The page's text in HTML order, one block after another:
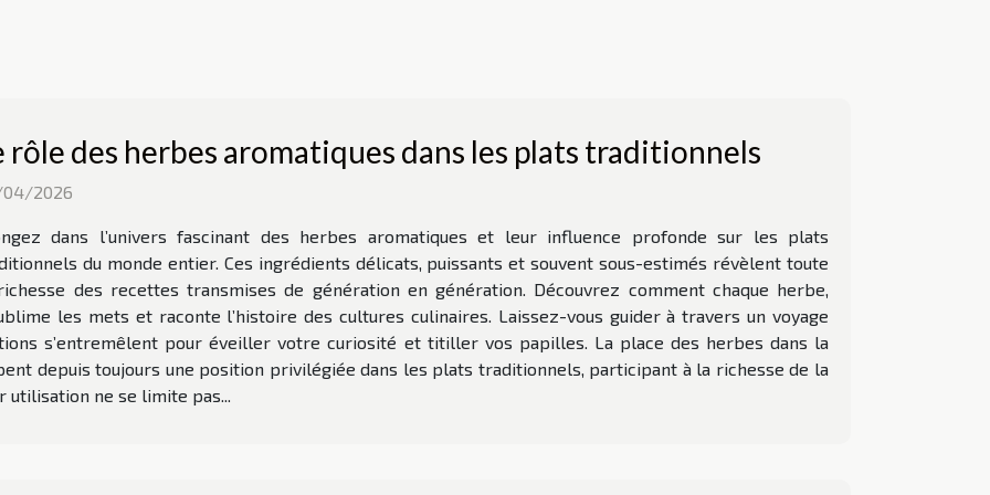
rôle des herbes aromatiques dans les plats traditionnels
2026
dans l’univers fascinant des herbes aromatiques et leur influence profonde sur les plats
du monde entier. Ces ingrédients délicats, puissants et souvent sous-estimés révèlent toute
des recettes transmises de génération en génération. Découvrez comment chaque herbe,
les mets et raconte l’histoire des cultures culinaires. Laissez-vous guider à travers un voyage
s’entremêlent pour éveiller votre curiosité et titiller vos papilles. La place des herbes dans la
depuis toujours une position privilégiée dans les plats traditionnels, participant à la richesse de la
ne se limite pas...